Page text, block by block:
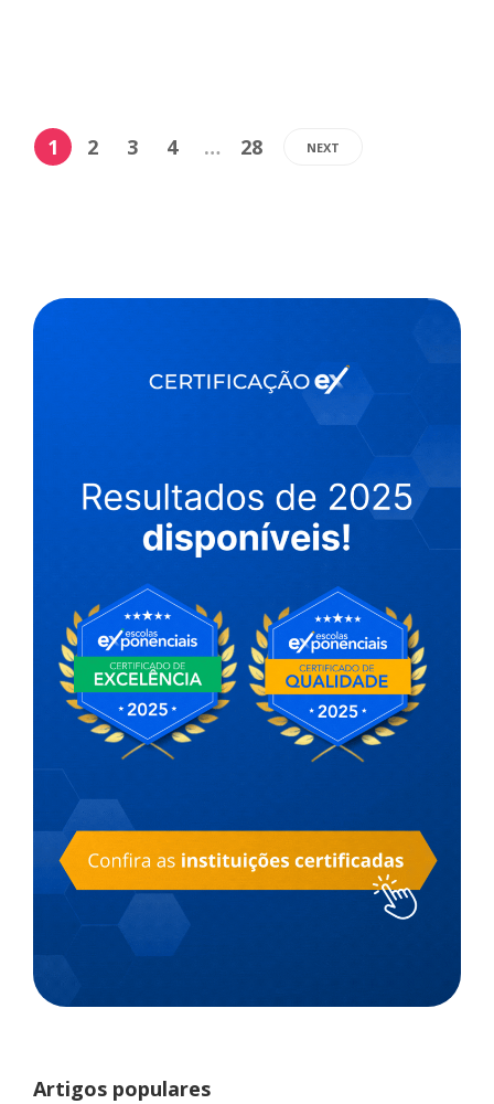
1 2 3 4 … 28 NEXT
Artigos populares